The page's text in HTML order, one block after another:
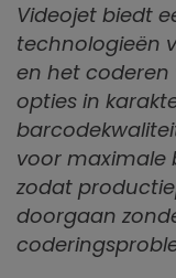
Videojet biedt
technologieën
en het coderen
opties in
voor maximale
zodat
doorgaan